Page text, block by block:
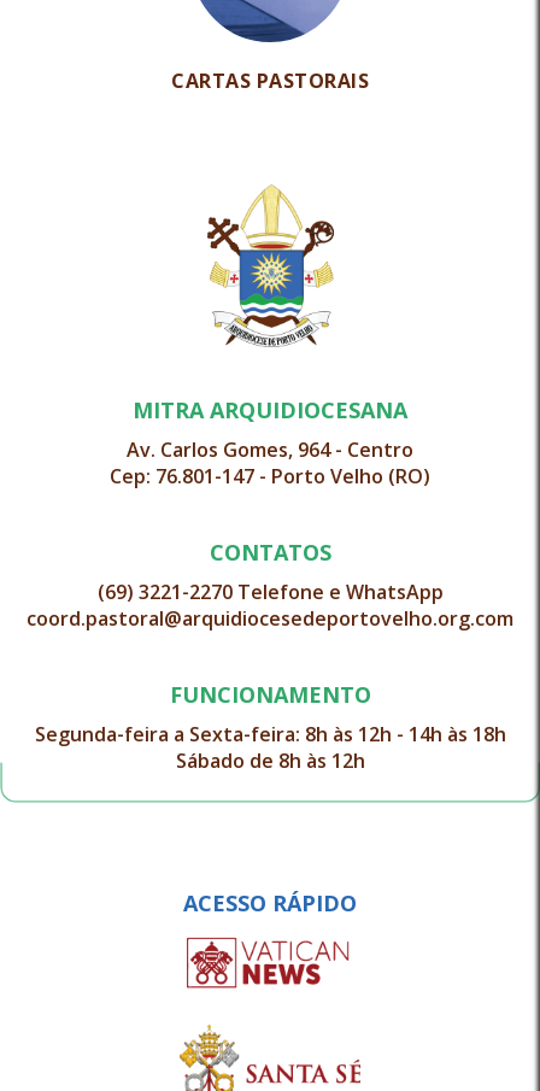
CARTAS PASTORAIS
MITRA ARQUIDIOCESANA
Av. Carlos Gomes, 964 - Centro
Cep: 76.801-147 - Porto Velho (RO)
CONTATOS
(69) 3221-2270 Telefone e WhatsApp
coord.pastoral@arquidiocesedeportovelho.org.com
FUNCIONAMENTO
Segunda-feira a Sexta-feira: 8h às 12h - 14h às 18h
Sábado de 8h às 12h
ACESSO RÁPIDO